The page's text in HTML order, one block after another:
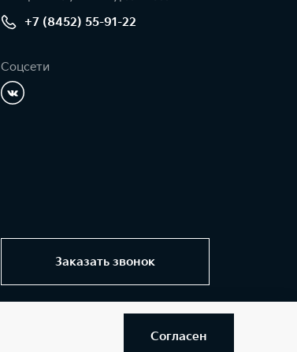
+7 (8452) 55-91-22
Соцсети
Заказать звонок
Согласен